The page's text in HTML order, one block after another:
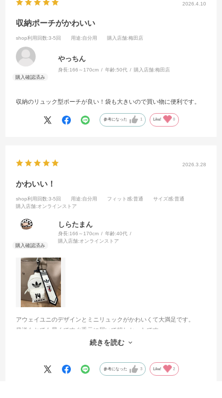
2026.4.10
収納ポーチがかわいい
shop利用回数:3-5回 用途:自分用 購入店舗:梅田店
やっちん
身長:166～170cm 年齢:50代 購入店舗:梅田店
収納のリュック型ポーチが良い！袋も大きいので買い物に便利です。
参考になった 1 Like! 0
2026.3.28
かわいい！
shop利用回数:3-5回 用途:自分用 フィット感:普通 サイズ感:普通
購入店舗:オンラインストア
しらたまん
身長:166～170cm 年齢:40代
購入店舗:オンラインストア
アウェイユニのデザインとミニリュックがかわいくて大満足です。
発送もとても早くてすぐ手元に届いて嬉しかったです。
好きな選手の背番号を自分でつけて、ユニフォームのノベルティと共
続きを読む
参考になった 3 Like! 2